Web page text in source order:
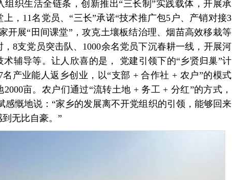
组织生活全链条，创新推出“三长制”实践载体，开展承
，11名党员、“三长”承诺“技术推广包5户、产销对接3
开展“田间课堂”，攻克土壤板结治理、烟苗高效移栽等
8支党员突击队、1000余名党员下沉春耕一线，开展河
辅导等。让人欣喜的是， 党建引领下的“乡贤归巢”计
产业能人返乡创业，以“支部 + 合作社 + 农户”的模式
亩。农户们通过“流转土地 + 务工 + 分红”的方式，
感慨地说：“家乡的发展离不开党组织的引领，能够回来
无比自豪。”